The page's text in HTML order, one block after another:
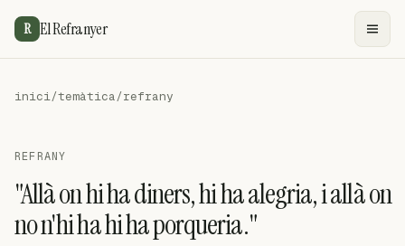
R El Refranyer
inici/temàtica/refrany
REFRANY
"Allà on hi ha diners, hi ha alegria, i allà on
no n'hi ha hi ha porqueria."